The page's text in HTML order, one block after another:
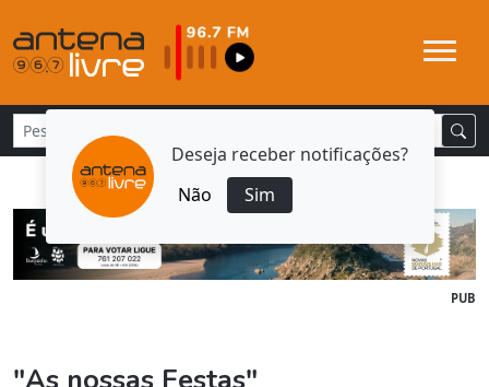
Deseja receber notificações?
Não
Sim
PUB